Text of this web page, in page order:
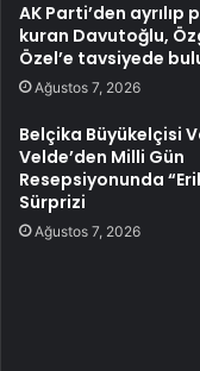
AK Parti’den ayrılıp
kuran Davutoğlu,
Özel’e tavsiyede
Ağustos 7, 2026
Belçika Büyükelçisi
Velde’den Milli Gün
Resepsiyonunda
Sürprizi
Ağustos 7, 2026